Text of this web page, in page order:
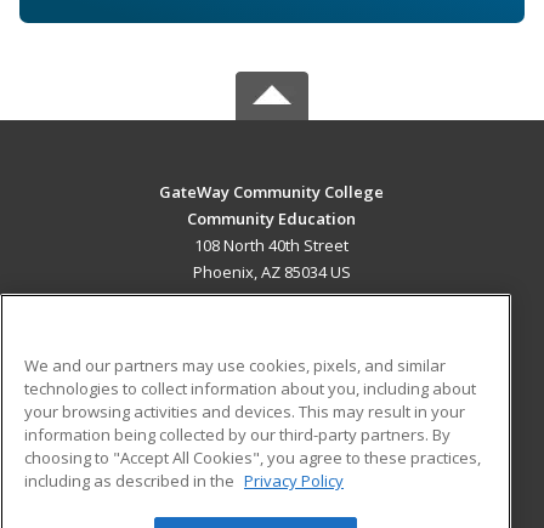
GateWay Community College
Community Education
108 North 40th Street
Phoenix, AZ 85034 US
ADDITIONAL RESOURCES
Military
Financial Assistance
Help
Student Blog
We and our partners may use cookies, pixels, and similar
technologies to collect information about you, including about
your browsing activities and devices. This may result in your
information being collected by our third-party partners. By
choosing to "Accept All Cookies", you agree to these practices,
including as described in the Privacy Policy